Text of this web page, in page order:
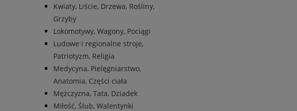
Kwiaty, Liście, Drzewa, Rośliny,
Grzyby
Lokomotywy, Wagony, Pociągi
Ludowe i regionalne stroje,
Patriotyzm, Religia
Medycyna, Pielęgniarstwo,
Anatomia, Części ciała
Mężczyzna, Tata, Dziadek
Miłość, Ślub, Walentynki